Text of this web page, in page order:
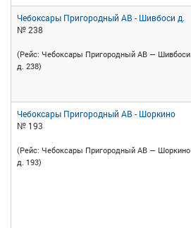
Чебоксары Пригородный АВ - Шивбоси д.
№ 238
(Рейс: Чебоксары Пригородный АВ — Шивбоси
д. 238)
Чебоксары Пригородный АВ - Шоркино
№ 193
(Рейс: Чебоксары Пригородный АВ — Шоркино
д. 193)